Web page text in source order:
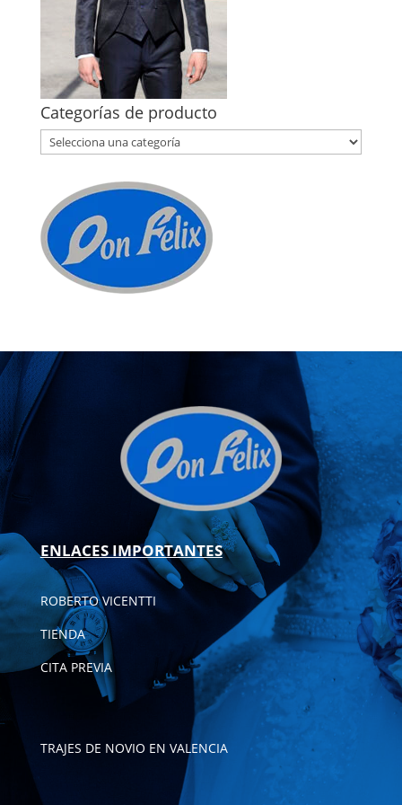
Categorías de producto
ENLACES IMPORTANTES
ROBERTO VICENTTI
TIENDA
CITA PREVIA
TRAJES DE NOVIO EN VALENCIA